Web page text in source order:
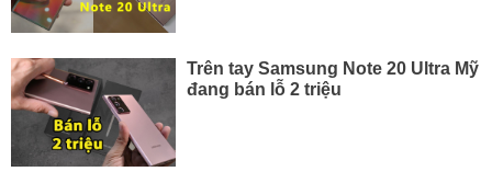
Trên tay Samsung Note 20 Ultra Mỹ
đang bán lỗ 2 triệu